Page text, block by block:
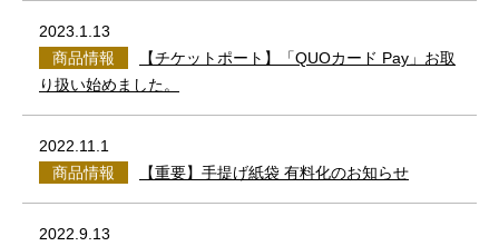
2023.1.13
商品情報
【チケットポート】「QUOカード Pay」お取
り扱い始めました。
2022.11.1
商品情報
【重要】手提げ紙袋 有料化のお知らせ
2022.9.13